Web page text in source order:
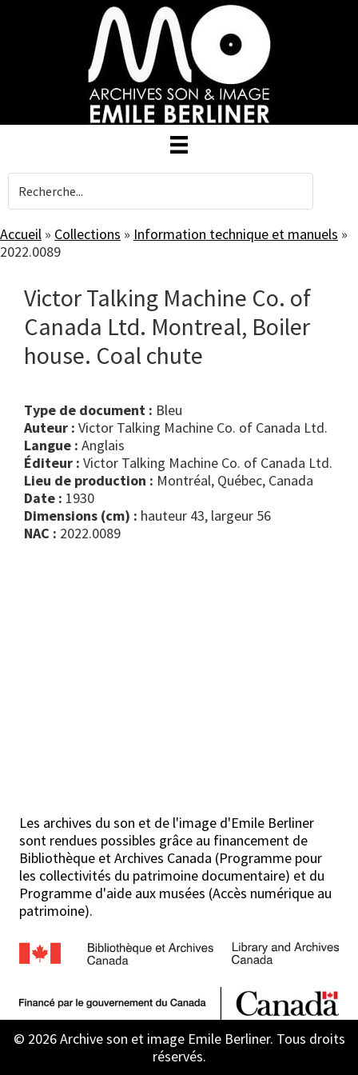
Accueil » Collections » Information technique et manuels »
2022.0089
Victor Talking Machine Co. of
Canada Ltd. Montreal, Boiler
house. Coal chute
Type de document :
bleu
Auteur : Victor Talking Machine Co. of Canada Ltd.
Langue : Anglais
Éditeur : Victor Talking Machine Co. of Canada Ltd.
Lieu de production : Montréal, Québec, Canada
Date : 1930
Dimensions (cm) : hauteur 43, largeur 56
NAC : 2022.0089
Les archives du son et de l'image d'Emile Berliner
sont rendues possibles grâce au financement de
Bibliothèque et Archives Canada (Programme pour
les collectivités du patrimoine documentaire) et du
Programme d'aide aux musées (Accès numérique au
patrimoine).
© 2026 Archive son et image Emile Berliner. Tous droits
réservés.